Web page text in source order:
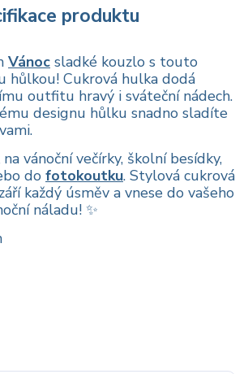
produktu
Vánoc sladké kouzlo s touto
hůlkou! Cukrová hulka dodá
outfitu hravý i sváteční nádech.
designu hůlku snadno sladíte
vánoční večírky, školní besídky,
do fotokoutku. Stylová cukrová
každý úsměv a vnese do vašeho
náladu! ✨